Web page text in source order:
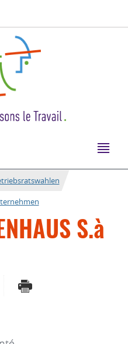
S.à
LINKEDIN TEILEN
DRUCKEN